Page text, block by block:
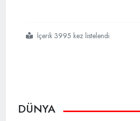
#fıfada
#sular
#durulmuyor
İçerik 3995 kez listelendi
DÜNYA